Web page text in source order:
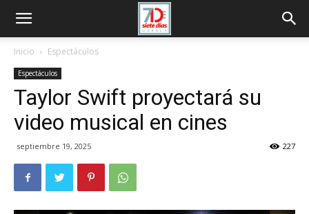
Inicio Espectáculos
Espectáculos
Taylor Swift proyectará su
video musical en cines
septiembre 19, 2025 227